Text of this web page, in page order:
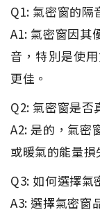
Q1: 氣密窗的隔
A1: 氣密窗因其
音，特別是使
更佳。
Q2: 氣密窗是否
A2: 是的，氣密
或暖氣的能量損
Q3: 如何選擇氣
A3: 選擇氣密窗